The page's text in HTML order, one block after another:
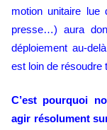
motion unitaire
presse…) aura
déploiement au-
est loin de résoudre
C’est pourquoi
agir résolument